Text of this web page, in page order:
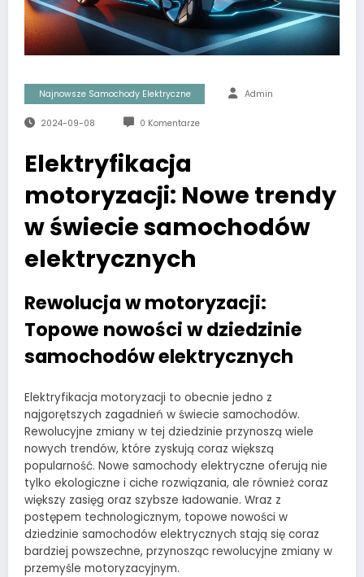
Najnowsze Samochody Elektryczne Admin
2024-09-08 0 Komentarze
Elektryfikacja
motoryzacji: Nowe trendy
w świecie samochodów
elektrycznych
Rewolucja w motoryzacji:
Topowe nowości w dziedzinie
samochodów elektrycznych
Elektryfikacja motoryzacji to obecnie jedno z
najgorętszych zagadnień w świecie samochodów.
Rewolucyjne zmiany w tej dziedzinie przynoszą wiele
nowych trendów, które zyskują coraz większą
popularność. Nowe samochody elektryczne oferują nie
tylko ekologiczne i ciche rozwiązania, ale również coraz
większy zasięg oraz szybsze ładowanie. Wraz z
postępem technologicznym, topowe nowości w
dziedzinie samochodów elektrycznych stają się coraz
bardziej powszechne, przynosząc rewolucyjne zmiany w
przemyśle motoryzacyjnym.